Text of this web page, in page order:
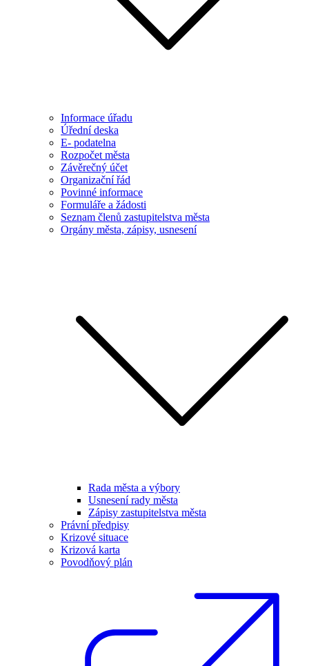
Informace úřadu
Úřední deska
E- podatelna
Rozpočet města
Závěrečný účet
Organizační řád
Povinné informace
Formuláře a žádosti
Seznam členů zastupitelstva města
Orgány města, zápisy, usnesení
Rada města a výbory
Usnesení rady města
Zápisy zastupitelstva města
Právní předpisy
Krizové situace
Krizová karta
Povodňový plán